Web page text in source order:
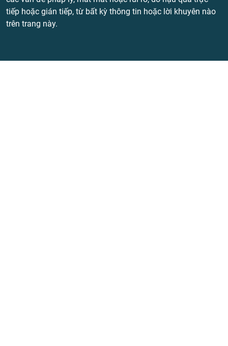
tiếp hoặc gián tiếp, từ bất kỳ thông tin hoặc lời khuyên nào
trên trang này.